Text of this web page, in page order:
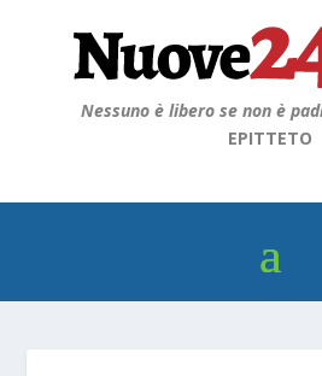
Nessuno è libero se non è
EPITTETO